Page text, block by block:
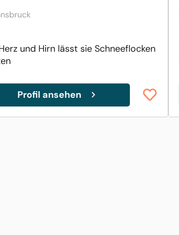
und Hirn lässt sie Schneeflocken
Profil ansehen